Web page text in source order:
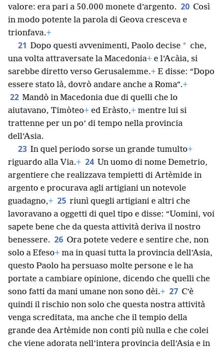
valore: era pari a 50.000 monete d’argento. 20 Così
in modo potente la parola di Geova cresceva e
trionfava.+
21 Dopo questi avvenimenti, Paolo decise * che,
una volta attraversate la Macedonia+ e l’Acàia, si
sarebbe diretto verso Gerusalemme.+ E disse: “Dopo
essere stato là, dovrò andare anche a Roma”.+
22 Mandò in Macedonia due di quelli che lo
aiutavano, Timòteo+ ed Eràsto,+ mentre lui si
trattenne per un po’ di tempo nella provincia
dell’Asia.
23 In quel periodo sorse un grande tumulto+
riguardo alla Via.+ 24 Un uomo di nome Demetrio,
argentiere che realizzava tempietti di Artèmide in
argento e procurava agli artigiani un notevole
guadagno,+ 25 riunì quegli artigiani e altri che
lavoravano a oggetti di quel tipo e disse: “Uomini, voi
sapete bene che da questa attività deriva il nostro
benessere. 26 Ora potete vedere e sentire che, non
solo a Efeso+ ma in quasi tutta la provincia dell’Asia,
questo Paolo ha persuaso molte persone e le ha
portate a cambiare opinione, dicendo che quelli che
sono fatti da mani umane non sono dèi.+ 27 C’è
quindi il rischio non solo che questa nostra attività
venga screditata, ma anche che il tempio della
grande dea Artèmide non conti più nulla e che colei
che viene adorata nell’intera provincia dell’Asia e in